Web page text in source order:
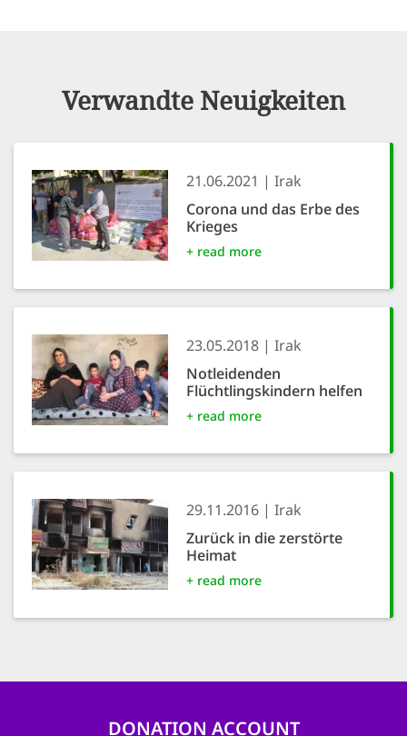
Verwandte Neuigkeiten
21.06.2021
Irak
Corona und das Erbe des
Krieges
+ read more
23.05.2018
Irak
Notleidenden
Flüchtlingskindern helfen
+ read more
29.11.2016
Irak
Zurück in die zerstörte
Heimat
+ read more
DONATION ACCOUNT